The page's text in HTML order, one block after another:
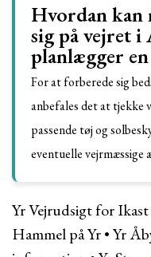
Hvordan kan
sig på vejret i
planlægger
For at forberede sig
anbefales det at tjekke
passende tøj og
eventuelle
Yr Vejrudsigt for Ikast
Hammel på Yr•Yr